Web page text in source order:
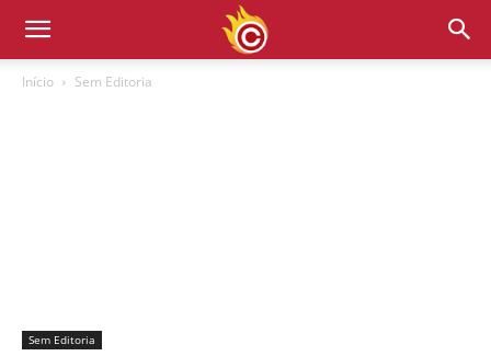
Início Sem Editoria
Sem Editoria